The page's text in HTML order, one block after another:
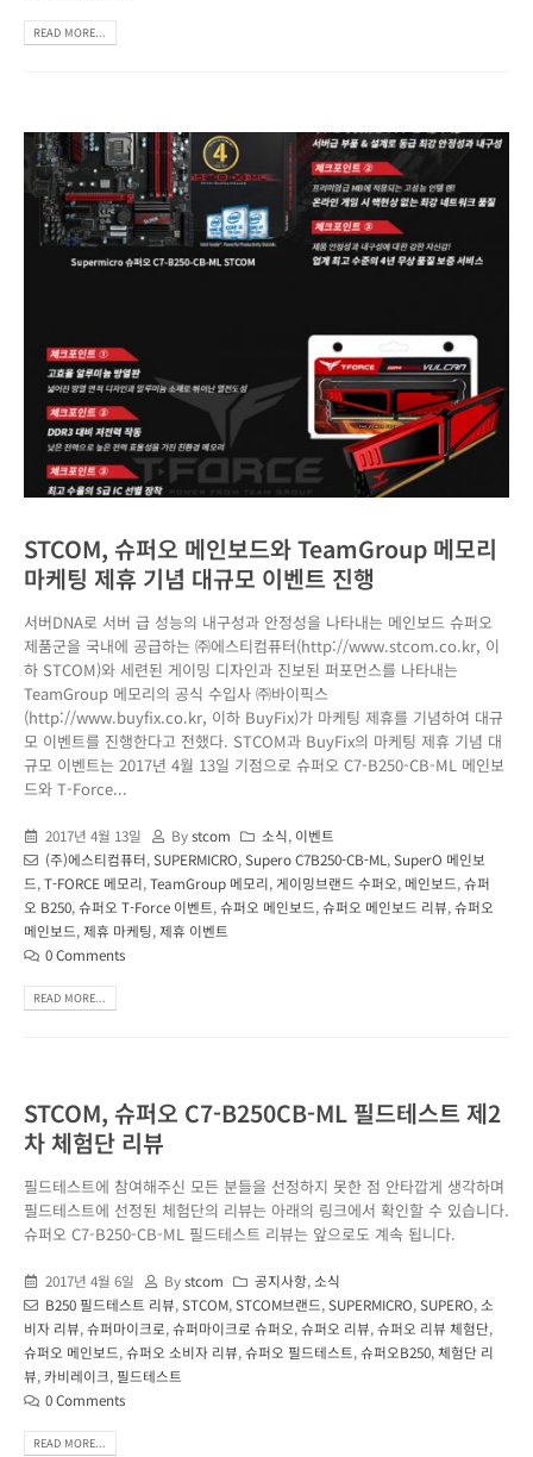
READ MORE...
STCOM, 슈퍼오 메인보드와 TeamGroup 메모리
마케팅 제휴 기념 대규모 이벤트 진행
서버DNA로 서버 급 성능의 내구성과 안정성을 나타내는 메인보드 슈퍼오
제품군을 국내에 공급하는 ㈜에스티컴퓨터(http://www.stcom.co.kr, 이
하 STCOM)와 세련된 게이밍 디자인과 진보된 퍼포먼스를 나타내는
TeamGroup 메모리의 공식 수입사 ㈜바이픽스
(http://www.buyfix.co.kr, 이하 BuyFix)가 마케팅 제휴를 기념하여 대규
모 이벤트를 진행한다고 전했다. STCOM과 BuyFix의 마케팅 제휴 기념 대
규모 이벤트는 2017년 4월 13일 기점으로 슈퍼오 C7-B250-CB-ML 메인보
드와 T-Force...
2017년 4월 13일 Bystcom 소식, 이벤트
(주)에스티컴퓨터,SUPERMICRO,Supero C7B250-CB-ML ,SuperO 메인보
드,T-FORCE 메모리,TeamGroup 메모리, 게이밍브랜드 수퍼오, 메인보드,슈퍼
오 B250,슈퍼오 T-Force 이벤트,슈퍼오 메인보드,슈퍼오 메인보드 리뷰,슈퍼오
메인보드,제휴 마케팅,제휴 이벤트
0 Comments
READ MORE...
STCOM, 슈퍼오 C7-B250CB-ML 필드테스트 제2
차 체험단 리뷰
필드테스트에 참여해주신 모든 분들을 선정하지 못한 점 안타깝게 생각하며
필드테스트에 선정된 체험단의 리뷰는 아래의 링크에서 확인할 수 있습니다.
슈퍼오 C7-B250-CB-ML 필드테스트 리뷰는 앞으로도 계속 됩니다.
2017년 4월 6일 Bystcom 공지사항, 소식
B250 필드테스트 리뷰,STCOM,STCOM브랜드,SUPERMICRO,SUPERO, 소
비자 리뷰,슈퍼마이크로,슈퍼마이크로 슈퍼오,슈퍼오 리뷰,슈퍼오 리뷰 체험단,
슈퍼오 메인보드,슈퍼오 소비자 리뷰,슈퍼오 필드테스트,슈퍼오B250,체험단 리
뷰,카비레이크, 필드테스트
0 Comments
READ MORE...